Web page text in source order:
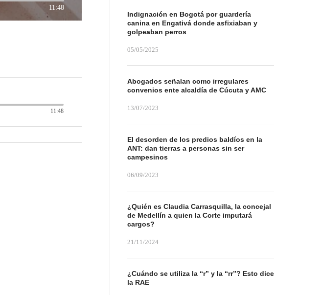
11:48
11:48
Indignación en Bogotá por guardería
canina en Engativá donde asfixiaban y
golpeaban perros
05/05/2025
Abogados señalan como irregulares
convenios ente alcaldía de Cúcuta y AMC
13/07/2023
El desorden de los predios baldíos en la
ANT: dan tierras a personas sin ser
campesinos
06/09/2023
¿Quién es Claudia Carrasquilla, la concejal
de Medellín a quien la Corte imputará
cargos?
21/11/2024
¿Cuándo se utiliza la “r” y la “rr”? Esto dice
la RAE